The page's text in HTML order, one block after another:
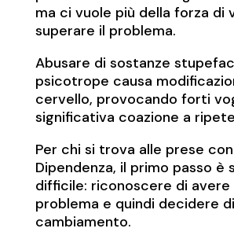
ma ci vuole più della forza di
superare il problema.
Abusare di sostanze
psicotrope causa
cervello, provocando forti
significativa coazione a
Per chi si trova alle prese
Dipendenza, il primo passo è
difficile: riconoscere di avere
problema e quindi decidere
cambiamento.